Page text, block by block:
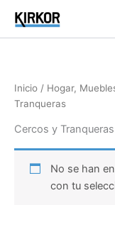
contenido
Inicio / Hogar,
Tranqueras
Cercos y Tranqueras
No se han
con tu